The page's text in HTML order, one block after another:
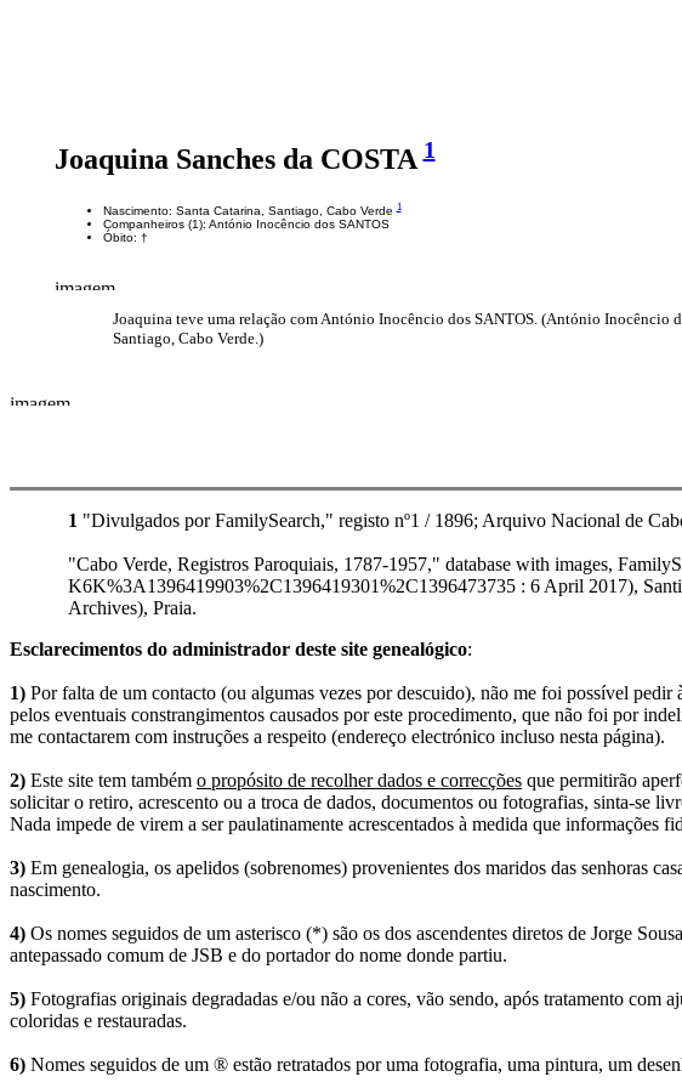
Joaquina Sanches da COSTA1
Nascimento: Santa Catarina, Santiago, Cabo Verde1
Companheiros (1): António Inocêncio dos SANTOS
Óbito: †
Joaquina teve uma relação com António Inocêncio dos SANTOS. (António Inocêncio
Santiago, Cabo Verde.)
1 "Divulgados por FamilySearch," registo nº1 / 1896; Arquivo Nacional de
"Cabo Verde, Registros Paroquiais, 1787-1957," database with images,
K6K%3A1396419903%2C1396419301%2C1396473735 : 6 April 2017),
Archives), Praia.
Esclarecimentos do administrador deste site genealógico:
1) Por falta de um contacto (ou algumas vezes por descuido), não me foi possível pedir
pelos eventuais constrangimentos causados por este procedimento, que não foi por
me contactarem com instruções a respeito (endereço electrónico incluso nesta página).
2) Este site tem também o propósito de recolher dados e correcções que permitirão
solicitar o retiro, acrescento ou a troca de dados, documentos ou fotografias, sinta-se
Nada impede de virem a ser paulatinamente acrescentados à medida que informações
3) Em genealogia, os apelidos (sobrenomes) provenientes dos maridos das senhoras
nascimento.
4) Os nomes seguidos de um asterisco (*) são os dos ascendentes diretos de Jorge
antepassado comum de JSB e do portador do nome donde partiu.
5) Fotografias originais degradadas e/ou não a cores, vão sendo, após tratamento
coloridas e restauradas.
6) Nomes seguidos de um ® estão retratados por uma fotografia, uma pintura, um